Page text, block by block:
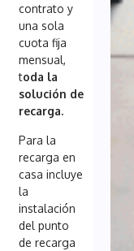
contrato y
una sola
cuota fija
mensual,
toda la
solución de
recarga.
Para la
recarga en
casa incluye
la
instalación
del punto
de recarga